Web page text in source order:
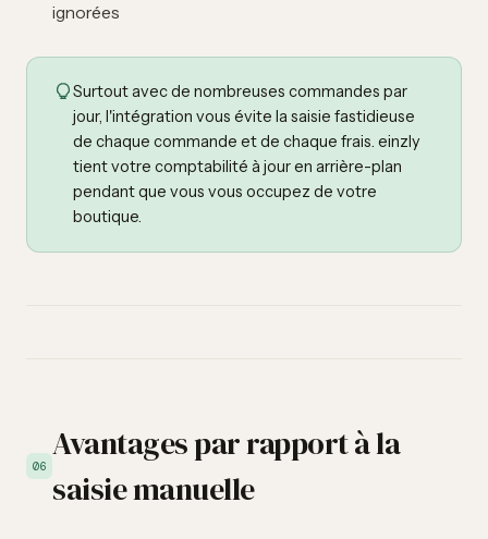
ignorées
Surtout avec de nombreuses commandes par
jour, l'intégration vous évite la saisie fastidieuse
de chaque commande et de chaque frais. einzly
tient votre comptabilité à jour en arrière-plan
pendant que vous vous occupez de votre
boutique.
06
Avantages par rapport à la
saisie manuelle